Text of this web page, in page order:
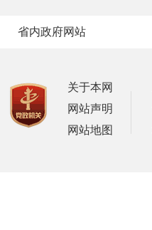
省内政府网站
关于本网
网站声明
网站地图